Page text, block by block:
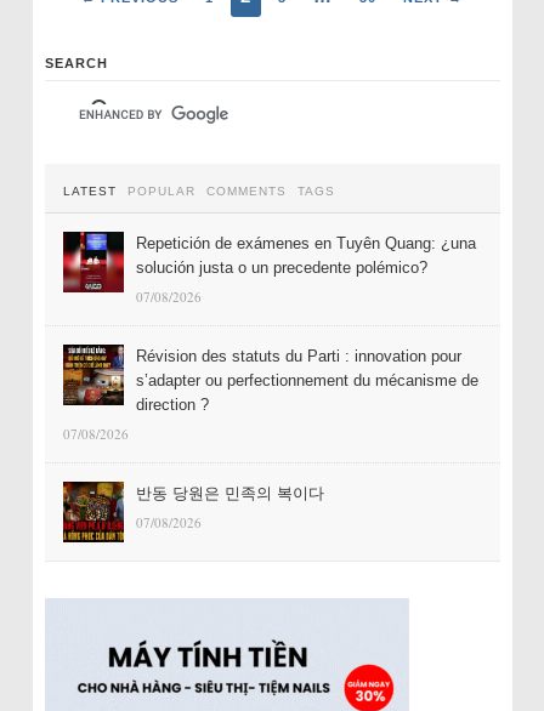
SEARCH
LATEST POPULAR COMMENTS TAGS
Repetición de exámenes en Tuyên Quang: ¿una
solución justa o un precedente polémico?
07/08/2026
Révision des statuts du Parti : innovation pour
s’adapter ou perfectionnement du mécanisme de
direction ?
07/08/2026
반동 당원은 민족의 복이다
07/08/2026